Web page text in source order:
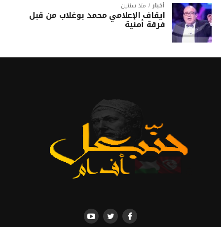
أخبار منذ سنتين
ايقاف الإعلامي محمد بوغلاب من قبل
فرقة أمنية